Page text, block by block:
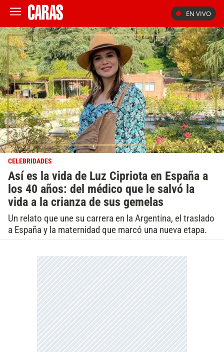
EN VIVO
CELEBRIDADES
Así es la vida de Luz Cipriota en España a
los 40 años: del médico que le salvó la
vida a la crianza de sus gemelas
Un relato que une su carrera en la Argentina, el traslado
a España y la maternidad que marcó una nueva etapa.